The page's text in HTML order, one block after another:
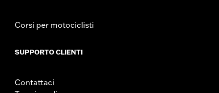
Corsi per motociclisti
SUPPORTO CLIENTI
Contattaci